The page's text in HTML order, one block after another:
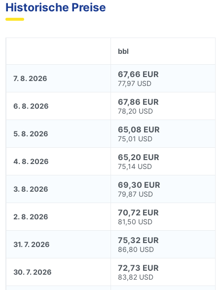
Historische Preise
bbl
7. 8. 2026 67,66 EUR
77,97 USD
6. 8. 2026 67,86 EUR
78,20 USD
5. 8. 2026 65,08 EUR
75,01 USD
4. 8. 2026 65,20 EUR
75,14 USD
3. 8. 2026 69,30 EUR
79,87 USD
2. 8. 2026 70,72 EUR
81,50 USD
31. 7. 2026 75,32 EUR
86,80 USD
30. 7. 2026 72,73 EUR
83,82 USD